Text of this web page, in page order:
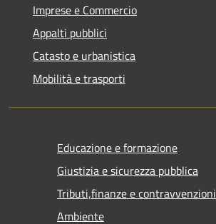
Imprese e Commercio
Appalti pubblici
Catasto e urbanistica
Mobilità e trasporti
Educazione e formazione
Giustizia e sicurezza pubblica
Tributi,finanze e contravvenzioni
Ambiente